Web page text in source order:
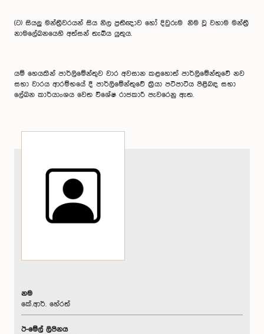
(ට) සියලු මන්ත්‍රීවරයන් සිය නිල ප්‍රතිඥාව හෝ දිවුරුම නිම වූ වහාම මන්ත්‍රී
නාමලේඛනයෙහි අත්සන් තැබිය යුතුය.
යම් හෙයකින් පාර්ලිමේන්තුව වාර අවසාන කළහොත් පාර්ලිමේන්තුවේ නව
සභා වාරය ආරම්භයේ දී පාර්ලිමේන්තුවේ ක්‍රියා පටිපාටිය පිළිබඳ සභා
ලේඛන කාර්යාංශය වෙත විශේෂ රාජකාරී පැවරෙනු ඇත.
නම
කේ.ආර්. හේරත්
ඊ-මේල් ලිපිනය